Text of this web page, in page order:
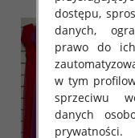
dostępu,
danych,
prawo do
w tym
sprzeciwu
danych
prywatności.